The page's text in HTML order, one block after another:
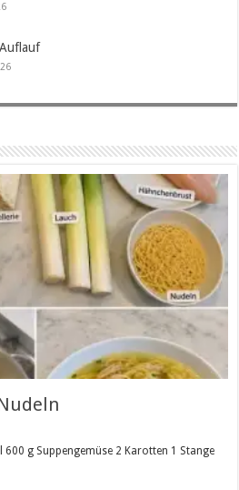
600 g Suppengemüse 2 Karotten 1 Stange